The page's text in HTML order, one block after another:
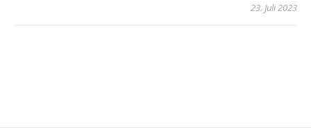
23. Juli 2023